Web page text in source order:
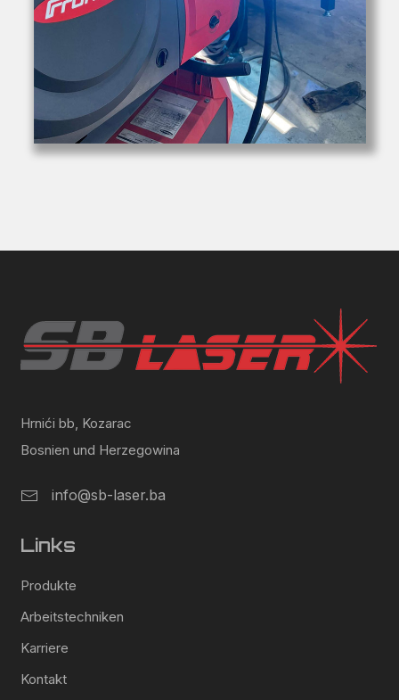
Hrnići bb, Kozarac
Bosnien und Herzegowina
info@sb-laser.ba
Links
Produkte
Arbeitstechniken
Karriere
Kontakt